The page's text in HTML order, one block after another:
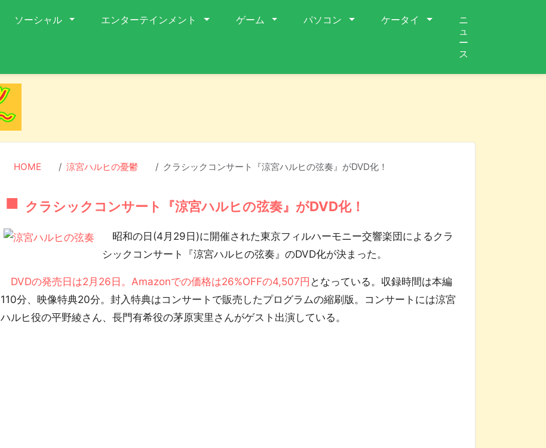
ソーシャル エンターテインメント ゲーム パソコン ケータイ
ニ
ュ
ー
ス
HOME 涼宮ハルヒの憂鬱 クラシックコンサート『涼宮ハルヒの弦奏』がDVD化！
クラシックコンサート『涼宮ハルヒの弦奏』がDVD化！
昭和の日(4月29日)に開催された東京フィルハーモニー交響楽団によるクラ
シックコンサート『涼宮ハルヒの弦奏』のDVD化が決まった。
DVDの発売日は2月26日。Amazonでの価格は26%OFFの4,507円 となっている。収録時間は本編
110分、映像特典20分。封入特典はコンサートで販売したプログラムの縮刷版。コンサートには涼宮
ハルヒ役の平野綾さん、長門有希役の茅原実里さんがゲスト出演している。